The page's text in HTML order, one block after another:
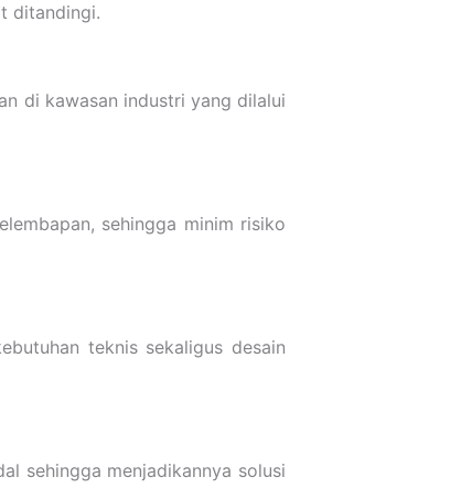
ditandingi.
di kawasan industri yang dilalui
sehingga minim risiko
teknis sekaligus desain
sehingga menjadikannya solusi